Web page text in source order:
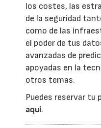
los costes, las
de la seguridad
como de las
el poder de tus
avanzadas de
apoyadas en la
otros temas.
Puedes reservar tu
aquí.